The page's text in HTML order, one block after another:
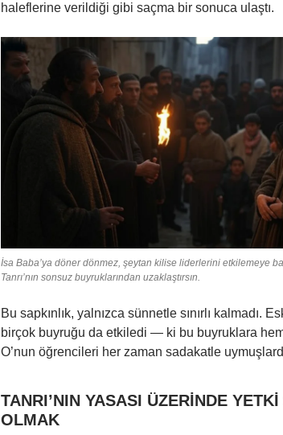
haleflerine verildiği gibi saçma bir sonuca ulaştı.
İsa Baba’ya döner dönmez, şeytan kilise liderlerini etkilemeye
Tanrı’nın sonsuz buyruklarından uzaklaştırsın.
Bu sapkınlık, yalnızca sünnetle sınırlı kalmadı.
birçok buyruğu da etkiledi — ki bu buyruklara
O’nun öğrencileri her zaman sadakatle
TANRI’NIN YASASI ÜZERİNDE
OLMAK